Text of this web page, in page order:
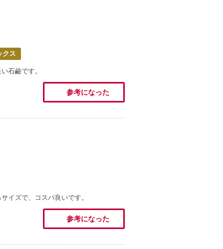
クス
石鹼です。
参考になった
イズで、コスパ良いです。
参考になった